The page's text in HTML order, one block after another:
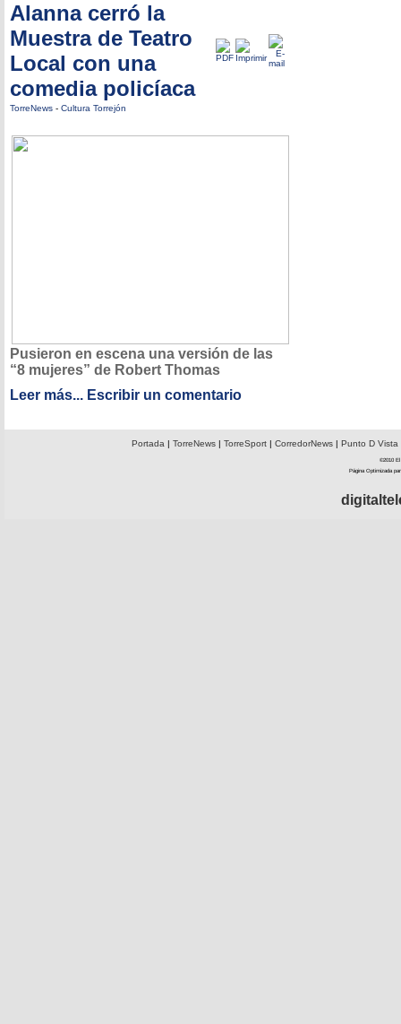
Alanna cerró la
Muestra de Teatro
Local con una
comedia policíaca
TorreNews - Cultura Torrejón
Pusieron en escena una versión de las
“8 mujeres” de Robert Thomas
Leer más... Escribir un comentario
Portada | TorreNews| TorreSport| CorredorNews| Punto D Vista
©2010 El
Página Optimizada